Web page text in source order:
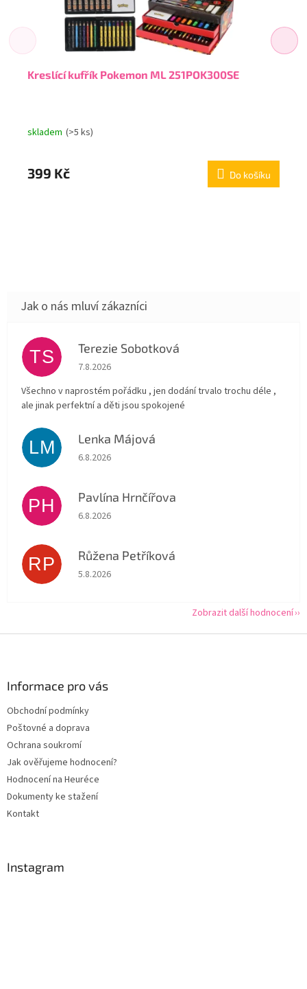
Kreslící kufřík Pokemon ML 251POK300SE
skladem (>5 ks)
399 Kč Do košíku
TS Terezie Sobotková
Hodnocení obchodu je 5 z 5 hvězdiček.
7.8.2026
Všechno v naprostém pořádku , jen dodání trvalo trochu déle ,
ale jinak perfektní a děti jsou spokojené
LM Lenka Májová
Hodnocení obchodu je 5 z 5 hvězdiček.
6.8.2026
PH Pavlína Hrnčířova
Hodnocení obchodu je 5 z 5 hvězdiček.
6.8.2026
RP Růžena Petříková
Hodnocení obchodu je 5 z 5 hvězdiček.
5.8.2026
Zobrazit další hodnocení
Informace pro vás
Obchodní podmínky
Poštovné a doprava
Ochrana soukromí
Jak ověřujeme hodnocení?
Hodnocení na Heuréce
Dokumenty ke stažení
Kontakt
Instagram